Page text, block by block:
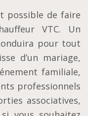
possible de faire
VTC. Un
pour tout
d’un mariage,
familiale,
professionnels
associatives,